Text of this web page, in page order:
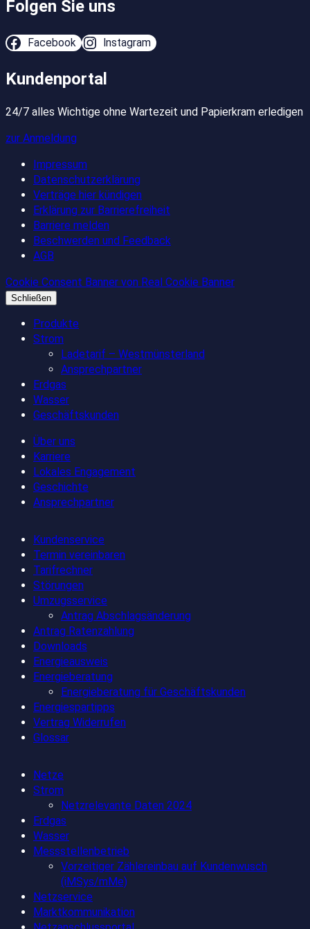
Folgen Sie uns
Facebook Instagram
Kundenportal
24/7 alles Wichtige ohne Wartezeit und Papierkram erledigen
zur Anmeldung
Impressum
Datenschutzerklärung
Verträge hier kündigen
Erklärung zur Barrierefreiheit
Barriere melden
Beschwerden und Feedback
AGB
Cookie Consent Banner von Real Cookie Banner
Schließen
Produkte
Strom
Ladetarif – Westmünsterland
Ansprechpartner
Erdgas
Wasser
Geschäftskunden
Über uns
Karriere
Lokales Engagement
Geschichte
Ansprechpartner
Kundenservice
Termin vereinbaren
Tarifrechner
Störungen
Umzugsservice
Antrag Abschlagsänderung
Antrag Ratenzahlung
Downloads
Energieausweis
Energieberatung
Energieberatung für Geschäftskunden
Energiespartipps
Vertrag Widerrufen
Glossar
Netze
Strom
Netzrelevante Daten 2024
Erdgas
Wasser
Messstellenbetrieb
Vorzeitiger Zählereinbau auf Kundenwusch
(iMSys/mMe)
Netzservice
Marktkommunikation